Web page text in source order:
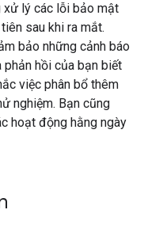
xử lý các lỗi bảo mật
sau khi ra mắt.
bảo những cảnh báo
phản hồi của bạn biết
việc phân bổ thêm
nghiệm. Bạn cũng
hoạt động hằng ngày